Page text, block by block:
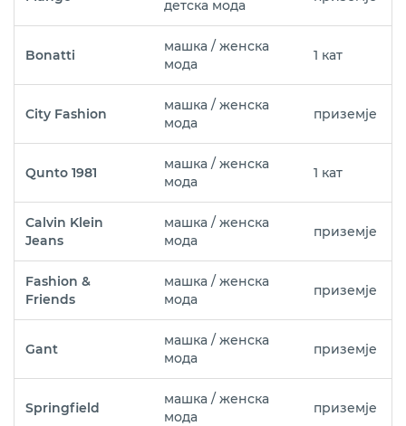
детска мода
Bonatti
машка / женска
мода
1 кат
City Fashion
машка / женска
мода
приземје
Qunto 1981
машка / женска
мода
1 кат
Calvin Klein
Jeans
машка / женска
мода
приземје
Fashion &
Friends
машка / женска
мода
приземје
Gant
машка / женска
мода
приземје
Springfield
машка / женска
мода
приземје